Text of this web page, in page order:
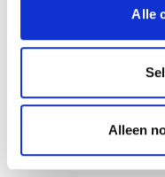
Alle
Alleen